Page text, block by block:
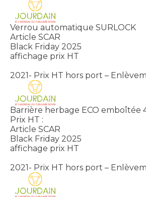
Verrou automatique SURLOCK
Article SCAR
Black Friday 2025
affichage prix HT
2021- Prix HT hors port –
Barrière herbage ECO emboîtée
Prix HT :
Article SCAR
Black Friday 2025
affichage prix HT
2021- Prix HT hors port –